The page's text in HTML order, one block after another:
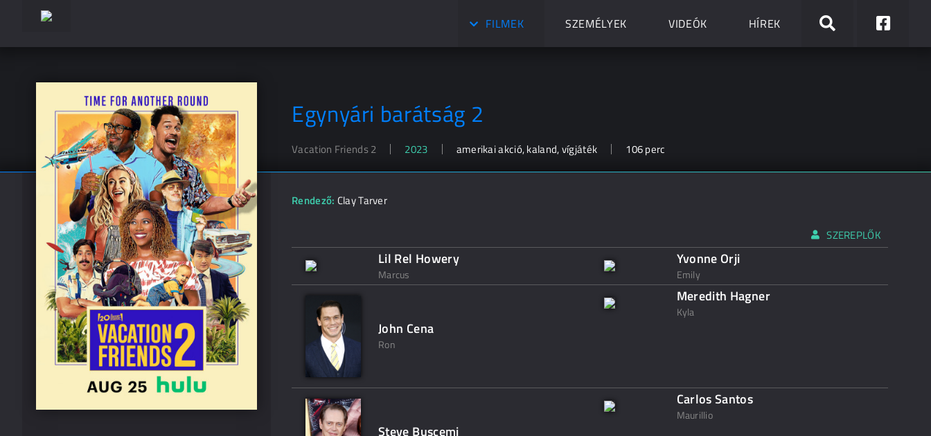
FILMEK SZEMÉLYEK VIDEÓK HÍREK
Egynyári barátság 2
Vacation Friends 2 2023 amerikai akció, kaland, vígjáték 106 perc
Rendező: Clay Tarver
SZEREPLŐK
Lil Rel Howery
Marcus
Yvonne Orji
Emily
John Cena
Ron
Meredith Hagner
Kyla
Steve Buscemi
Carlos Santos
Maurillio